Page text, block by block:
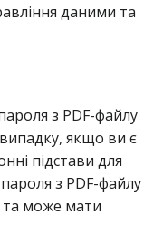
даними та
з PDF-файлу
якщо ви є
підстави для
з PDF-файлу
може мати